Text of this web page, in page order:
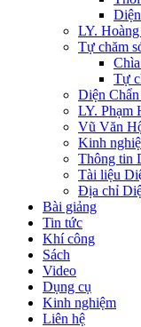
LY.
Tự chăm
Tự
Diện
LY. Phạm
Vũ Văn
Kinh
Thông tin
Tài liệu
Địa chỉ
Bài giảng
Tin tức
Khí công
Sách
Video
Dụng cụ
Kinh nghiệm
Liên hệ